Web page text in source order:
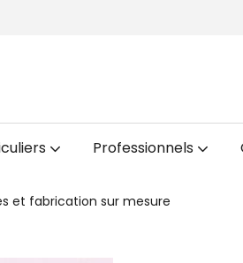
Professionnels
et fabrication sur mesure